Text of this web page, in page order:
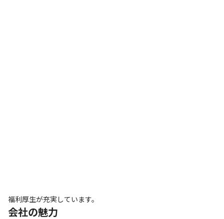
福利厚生が充実しています。
会社の魅力